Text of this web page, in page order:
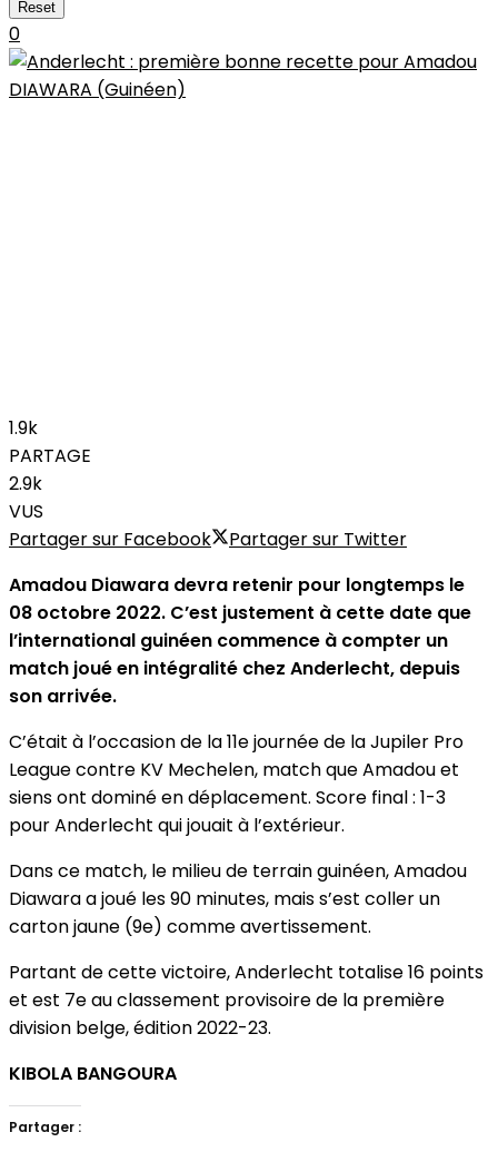
Reset
0
1.9k
PARTAGE
2.9k
VUS
Partager sur Facebook
Partager sur Twitter
Amadou Diawara devra retenir pour longtemps le
08 octobre 2022. C’est justement à cette date que
l’international guinéen commence à compter un
match joué en intégralité chez Anderlecht, depuis
son arrivée.
C’était à l’occasion de la 11e journée de la Jupiler Pro
League contre KV Mechelen, match que Amadou et
siens ont dominé en déplacement. Score final : 1-3
pour Anderlecht qui jouait à l’extérieur.
Dans ce match, le milieu de terrain guinéen, Amadou
Diawara a joué les 90 minutes, mais s’est coller un
carton jaune (9e) comme avertissement.
Partant de cette victoire, Anderlecht totalise 16 points
et est 7e au classement provisoire de la première
division belge, édition 2022-23.
KIBOLA BANGOURA
Partager :